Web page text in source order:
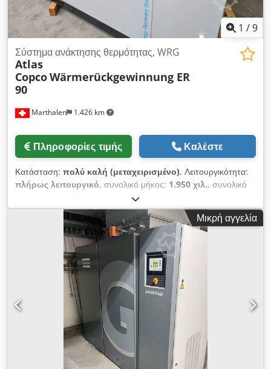
1 /9
Marthalen 1.426 km
Σύστημα ανάκτησης θερμότητας, WRG
Atlas
CopcoWärmerückgewinnung ER
90
Πληροφορίες τιμής Καλέστε
Κατάσταση: πολύ καλή (μεταχειρισμένο), Λειτουργικότητα:
πλήρως λειτουργικό, συνολικό μήκος: 1.950 χιλ., συνολικό
, συνολικό ύψος:
ένα σύστημα ανάκτησης θερμότητας για συστήματα
πεπιεσμένου αέρα. Πρωτότυπο Atlas Copco. Σύστημα WRG
για συμπιεστή. Αποσυναρμολογήθηκε λόγω ανεπαρκούς
απόδοσης συμπιεστή. Δεν χρησιμοποιήθηκε ελάχιστα :(
Μονάδα ανάκτησης ενέργειας Atlas Copco ER90 - λεπτομέρειες
επισυνάπτονται ως PDF. Για υδρόψυκτο συμπιεστή ZR χωρίς
λάδι Μετατρέψτε τον υδρόψυκτο συμπιεστή ZR σας χωρίς λάδι
σε πηγή ενέργειας για ζεστό νερό με το ER, τη μονάδα
ανάκτησης ενέργειας. Chedpfxep N H Huo Ah Tja Ισχύς: 90
kw Ειδικός εξοπλισμός: Εφεδρική αντλία νερού - πλεονασμός
2ος εναλλάκτης θερμότητας - Πολύ καλή κατάσταση. Δεν
χρησιμοποιήθηκε σχεδόν ποτέ - κακός σχεδιασμός! Δυστυχώς
δεν υπάρχουν πλέον διαθέσιμα έγγραφα.
Μικρή αγγελία